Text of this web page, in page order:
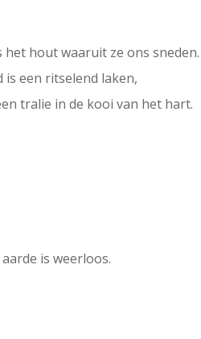
het hout waaruit ze ons sneden.
is een ritselend laken,
tralie in de kooi van het hart.
is weerloos.